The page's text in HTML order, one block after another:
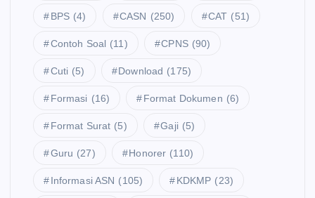
BPS (4) CASN (250) CAT (51)
Contoh Soal (11) CPNS (90)
Cuti (5) Download (175)
Formasi (16) Format Dokumen (6)
Format Surat (5) Gaji (5)
Guru (27) Honorer (110)
Informasi ASN (105) KDKMP (23)